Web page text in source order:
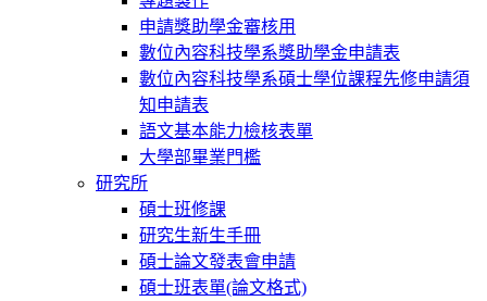
申請獎助學金審核用
數位內容科技學系獎助學金申請表
數位內容科技學系碩士學位課程先修申請須
知申請表
語文基本能力檢核表單
大學部畢業門檻
研究所
碩士班修課
研究生新生手冊
碩士論文發表會申請
碩士班表單(論文格式)